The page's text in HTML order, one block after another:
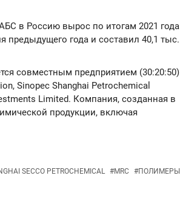
в Россию вырос по итогам 2021 года
предыдущего года и составил 40,1 тыс.
совместным предприятием (30:20:50)
Sinopec Shanghai Petrochemical
Limited. Компания, созданная в
продукции, включая
SECCO PETROCHEMICAL #MRC #ПОЛИМЕРЫ